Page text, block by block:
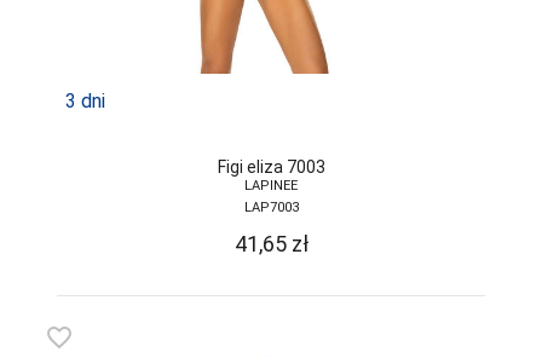
3 dni
Figi eliza 7003
LAPINEE
LAP7003
41,65 zł
favorite_border